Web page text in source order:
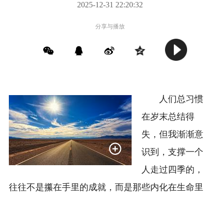
2025-12-31 22:20:32
分享与播放
人们总习惯
在岁末总结得
失，但我渐渐意
识到，支撑一个
人走过四季的，
往往不是攥在手里的成就，而是那些内化在生命里